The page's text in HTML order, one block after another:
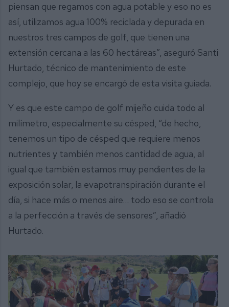
piensan que regamos con agua potable y eso no es
así, utilizamos agua 100% reciclada y depurada en
nuestros tres campos de golf, que tienen una
extensión cercana a las 60 hectáreas”, aseguró Santi
Hurtado, técnico de mantenimiento de este
complejo, que hoy se encargó de esta visita guiada.
Y es que este campo de golf mijeño cuida todo al
milímetro, especialmente su césped, “de hecho,
tenemos un tipo de césped que requiere menos
nutrientes y también menos cantidad de agua, al
igual que también estamos muy pendientes de la
exposición solar, la evapotranspiración durante el
día, si hace más o menos aire… todo eso se controla
a la perfección a través de sensores”, añadió
Hurtado.